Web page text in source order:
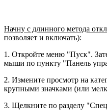
Начну с длинного метода
позволяет и включать):
1. Откройте меню "Пуск".
мыши по пункту "Панель
2. Измените просмотр на
крупными значками (или
3. Щелкните по разделу